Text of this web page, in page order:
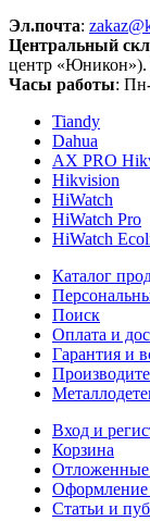
Эл.почта:
Центральный
центр «Юникон»).
Часы работы:
Tiandy
Dahua
AX PRO
Hikvision
HiWatch
HiWatch Pro
HiWatch
Каталог
Поиск
Оплата и
Гарантия и
Вход и
Корзина
Отложенные
Оформление
Статьи и